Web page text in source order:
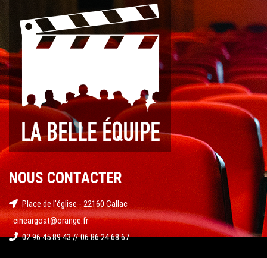
NOUS CONTACTER
Place de l'église - 22160 Callac
cineargoat@orange.fr
02 96 45 89 43 // 06 86 24 68 67